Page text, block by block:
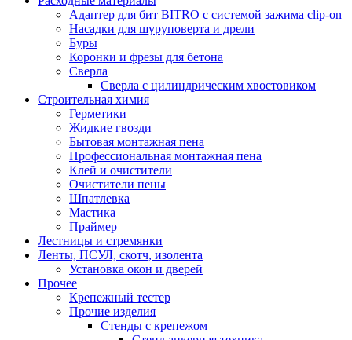
Адаптер для бит BITRO с системой зажима clip-on
Насадки для шуруповерта и дрели
Буры
Коронки и фрезы для бетона
Сверла
Сверла с цилиндрическим хвостовиком
Строительная химия
Герметики
Жидкие гвозди
Бытовая монтажная пена
Профессиональная монтажная пена
Клей и очистители
Очистители пены
Шпатлевка
Мастика
Праймер
Лестницы и стремянки
Ленты, ПСУЛ, скотч, изолента
Установка окон и дверей
Прочее
Крепежный тестер
Прочие изделия
Стенды с крепежом